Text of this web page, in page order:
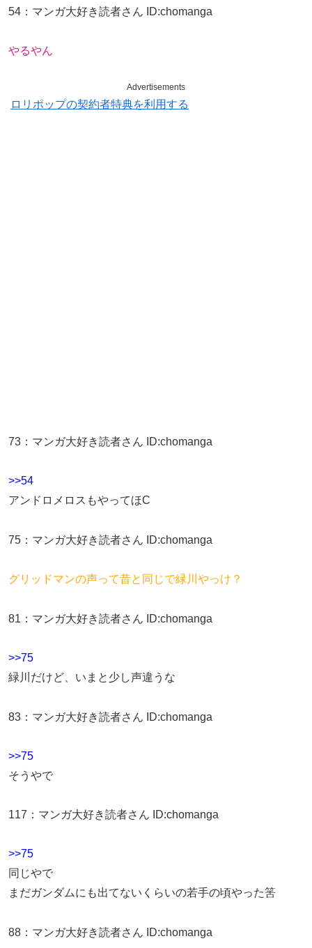
54 ： マンガ大好き読者さん ID:chomanga
やるやん
Advertisements
ロリポップの契約者特典を利用する
73 ： マンガ大好き読者さん ID:chomanga
>>54
アンドロメロスもやってほC
75 ： マンガ大好き読者さん ID:chomanga
グリッドマンの声って昔と同じで緑川やっけ？
81 ： マンガ大好き読者さん ID:chomanga
>>75
緑川だけど、いまと少し声違うな
83 ： マンガ大好き読者さん ID:chomanga
>>75
そうやで
117 ： マンガ大好き読者さん ID:chomanga
>>75
同じやで
まだガンダムにも出てないくらいの若手の頃やった筈
88 ： マンガ大好き読者さん ID:chomanga